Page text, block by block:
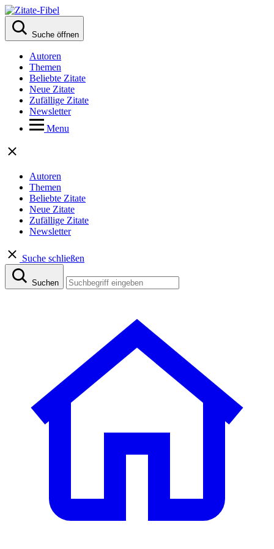
Suche öffnen
Autoren
Themen
Beliebte Zitate
Neue Zitate
Zufällige Zitate
Newsletter
Menu
Autoren
Themen
Beliebte Zitate
Neue Zitate
Zufällige Zitate
Newsletter
Suche schließen
Suchen